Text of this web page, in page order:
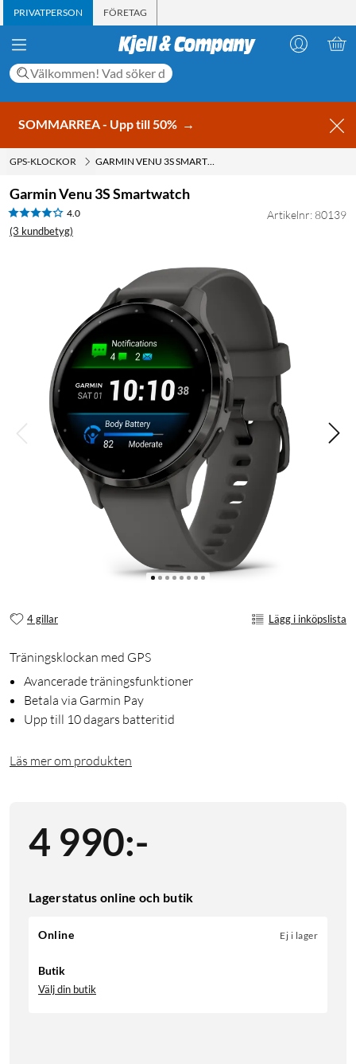
PRIVATPERSON FÖRETAG
SOMMARREA - Upp till 50% →
GPS-KLOCKOR GARMIN VENU 3S SMARTWATCH
Garmin Venu 3S Smartwatch
4.0
(3 kundbetyg)
Artikelnr: 80139
4 gillar Lägg i inköpslista
Träningsklockan med GPS
Avancerade träningsfunktioner
Betala via Garmin Pay
Upp till 10 dagars batteritid
Läs mer om produkten
4 990:-
Lagerstatus online och butik
Online Ej i lager
Butik
Välj din butik